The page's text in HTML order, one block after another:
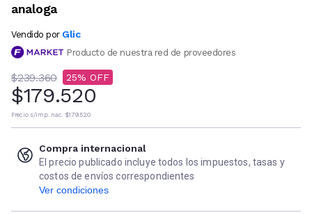
analoga
Vendido por Glic
Producto de nuestra red de proveedores
$239.360 25
$179.520
Precio s/imp. nac. $179.520
Compra internacional
El precio publicado incluye todos los impuestos, tasas y
costos de envíos correspondientes
Ver condiciones